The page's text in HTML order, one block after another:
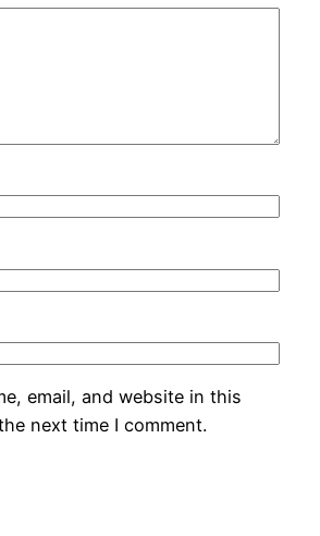
email, and website in this
next time I comment.